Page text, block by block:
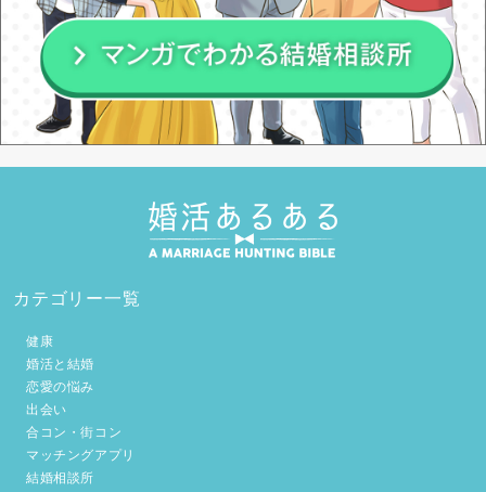
カテゴリー一覧
健康
婚活と結婚
恋愛の悩み
出会い
合コン・街コン
マッチングアプリ
結婚相談所